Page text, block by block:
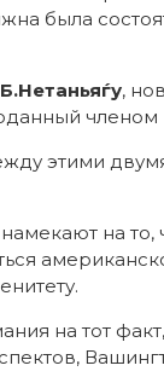
была
Б.Нетаньяѓу,
членом
этими
на
на тот